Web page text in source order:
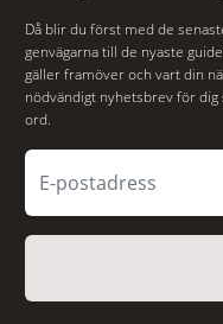
Då blir du först med de
genvägarna till de nyaste
gäller framöver och vart din
nödvändigt nyhetsbrev för
ord.